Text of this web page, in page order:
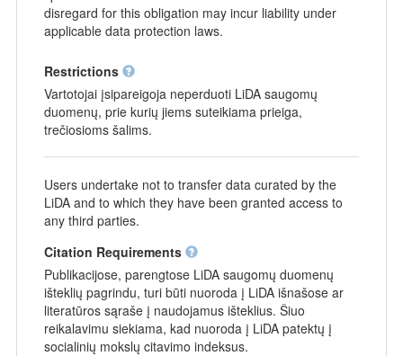
disregard for this obligation may incur liability under
applicable data protection laws.
Restrictions
Vartotojai įsipareigoja neperduoti LiDA saugomų
duomenų, prie kurių jiems suteikiama prieiga,
trečiosioms šalims.
Users undertake not to transfer data curated by the
LiDA and to which they have been granted access to
any third parties.
Citation Requirements
Publikacijose, parengtose LiDA saugomų duomenų
išteklių pagrindu, turi būti nuoroda į LiDA išnašose ar
literatūros sąraše į naudojamus išteklius. Šiuo
reikalavimu siekiama, kad nuoroda į LiDA patektų į
socialinių mokslų citavimo indeksus.